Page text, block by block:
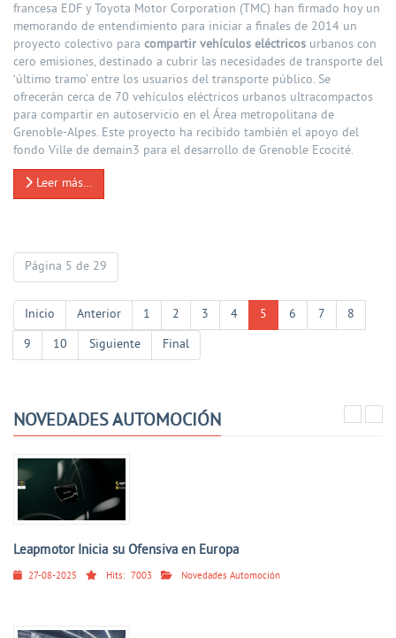
francesa EDF y Toyota Motor Corporation (TMC) han firmado hoy un
memorando de entendimiento para iniciar a finales de 2014 un
proyecto colectivo para compartir vehículos eléctricos urbanos con
cero emisiones, destinado a cubrir las necesidades de transporte del
‘último tramo’ entre los usuarios del transporte público. Se
ofrecerán cerca de 70 vehículos eléctricos urbanos ultracompactos
para compartir en autoservicio en el Área metropolitana de
Grenoble-Alpes. Este proyecto ha recibido también el apoyo del
fondo Ville de demain3 para el desarrollo de Grenoble Ecocité.
Leer más…
Página 5 de 29
Inicio Anterior 1 2 3 4 5 6 7
8
9
10 Siguiente Final
NOVEDADES AUTOMOCIÓN
Leapmotor Inicia su Ofensiva en Europa
27-08-2025 Hits: 7003 Novedades Automoción